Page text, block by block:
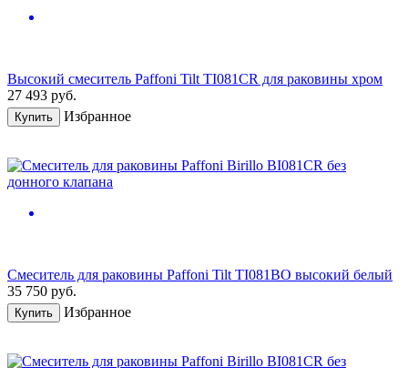
Высокий смеситель Paffoni Tilt TI081CR для раковины хром
27 493 руб.
Купить Избранное
Смеситель для раковины Paffoni Tilt TI081BO высокий белый
35 750 руб.
Купить Избранное